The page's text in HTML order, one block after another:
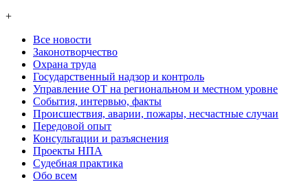
+
Все новости
Законотворчество
Охрана труда
Государственный надзор и контроль
Управление ОТ на региональном и местном уровне
События, интервью, факты
Происшествия, аварии, пожары, несчастные случаи
Передовой опыт
Консультации и разъяснения
Проекты НПА
Судебная практика
Обо всем